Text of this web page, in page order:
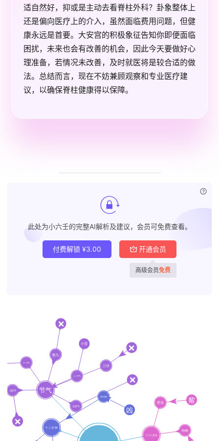
适自然好，抑或是主动去看脊柱外科？卦象整体上
还是偏向医疗上的介入，虽然面临费用问题，但健
康永远是首要。大安宫的积极象征告知你即便面临
困扰，未来也会有改善的机会，因此今天要做好心
理准备，若情况未改善，及时就医将是较合适的做
法。总结而言，现在不妨兼顾观察和专业医疗建
议，以确保脊柱健康得以保障。
此处为小六壬的完整AI解析及建议，会员可免费查看。
付费解锁 ¥3.00 开通会员
高级会员免费